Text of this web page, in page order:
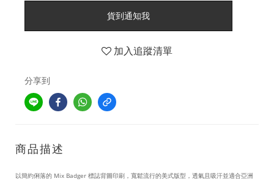
貨到通知我
加入追蹤清單
分享到
商品描述
以簡約俐落的 Mix Badger 標誌背圖印刷，寬鬆流行的美式版型，透氣且吸汗並適合亞洲